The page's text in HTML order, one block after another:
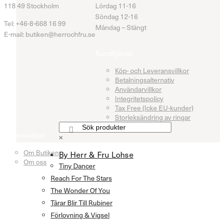
118 49 Stockholm
Tel: +46-8-668 16 99
E-mail: butiken@herrochfru.se
Lördag 11-16
Söndag 12-16
Måndag – Stängt
Köp- och Leveransvillkor
Betalningsalternativ
Användarvillkor
Integritetspolicy
Tax Free (Icke EU-kunder)
Storleksändring av ringar
Om Butiken
Om oss
×
By Herr & Fru Lohse
Tiny Dancer
Reach For The Stars
The Wonder Of You
Tårar Blir Till Rubiner
Förlovning & Vigsel